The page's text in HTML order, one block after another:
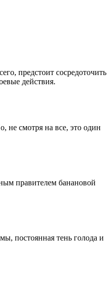
предстоит сосредоточить
действия.
не смотря на все, это один
правителем банановой
постоянная тень голода и